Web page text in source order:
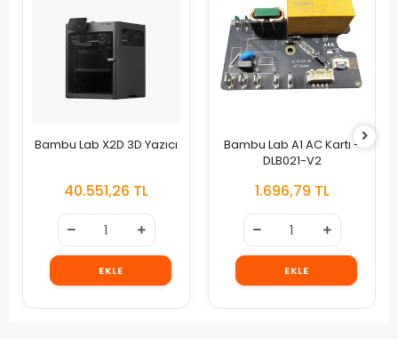
Bambu Lab X2D 3D Yazıcı
40.551,26 TL
EKLE
Bambu Lab A1 AC Kartı -
DLB021-V2
1.696,79 TL
EKLE